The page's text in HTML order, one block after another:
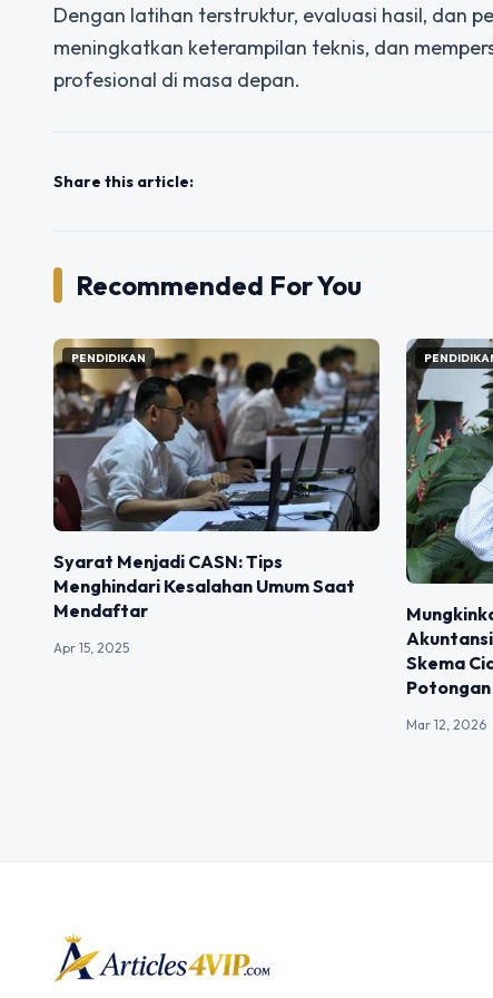
Dengan latihan terstruktur, evaluasi hasil, dan
meningkatkan keterampilan teknis, dan
profesional di masa depan.
Share this article:
Recommended For You
PENDIDIKAN
Syarat Menjadi CASN: Tips
Menghindari Kesalahan Umum Saat
Mendaftar
Apr 15, 2025
Skema
Mar 12, 2026